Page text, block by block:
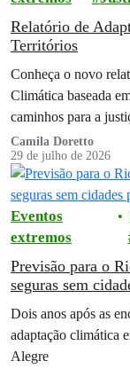
Relatório de
Territórios
Conheça o novo
Climática baseada
caminhos para a
Camila Doretto
29 de julho de 2026
Eventos
extremos
Previsão para o
seguras sem
Dois anos após as
adaptação climática
Alegre